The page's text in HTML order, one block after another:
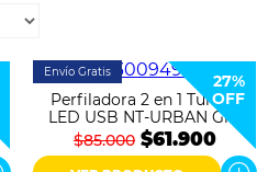
Envío Gratis
27%
OFF
Perfiladora 2 en 1 Turbox
LED USB NT-URBAN Gris
Metálico
$85.000 $61.900